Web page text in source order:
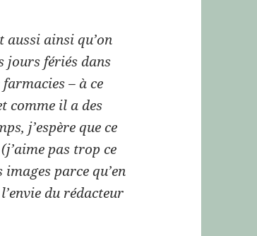
aussi ainsi qu’on
jours fériés dans
– à ce
comme il a des
j’espère que ce
pas trop ce
parce qu’en
du rédacteur